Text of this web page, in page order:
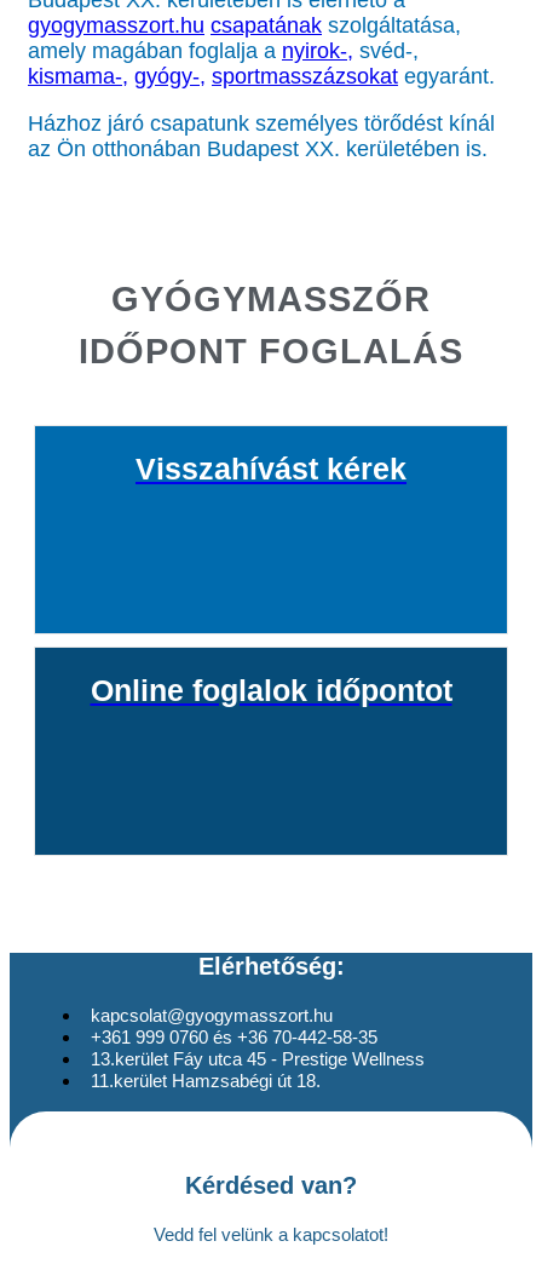
gyogymasszort.hu csapatának szolgáltatása,
amely magában foglalja a nyirok-, svéd-,
kismama-, gyógy-, sportmasszázsokat egyaránt.
Házhoz járó csapatunk személyes törődést kínál
az Ön otthonában Budapest XX. kerületében is.
GYÓGYMASSZŐR
IDŐPONT FOGLALÁS
Visszahívást kérek
Online foglalok időpontot
Elérhetőség:
kapcsolat@gyogymasszort.hu
+361 999 0760 és +36 70-442-58-35
13.kerület Fáy utca 45 - Prestige Wellness
11.kerület Hamzsabégi út 18.
Kérdésed van?
Vedd fel velünk a kapcsolatot!